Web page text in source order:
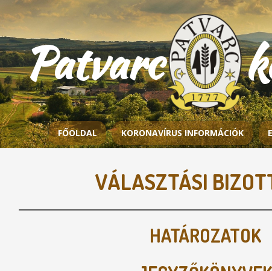
Patvarc
FŐOLDAL KORONAVÍRUS INFORMÁCIÓK
VÁLASZTÁSI
HATÁROZATOK